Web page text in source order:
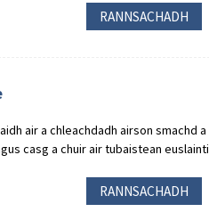
RANNSACHADH
air a chleachdadh airson smachd
casg a chuir air tubaistean
RANNSACHADH